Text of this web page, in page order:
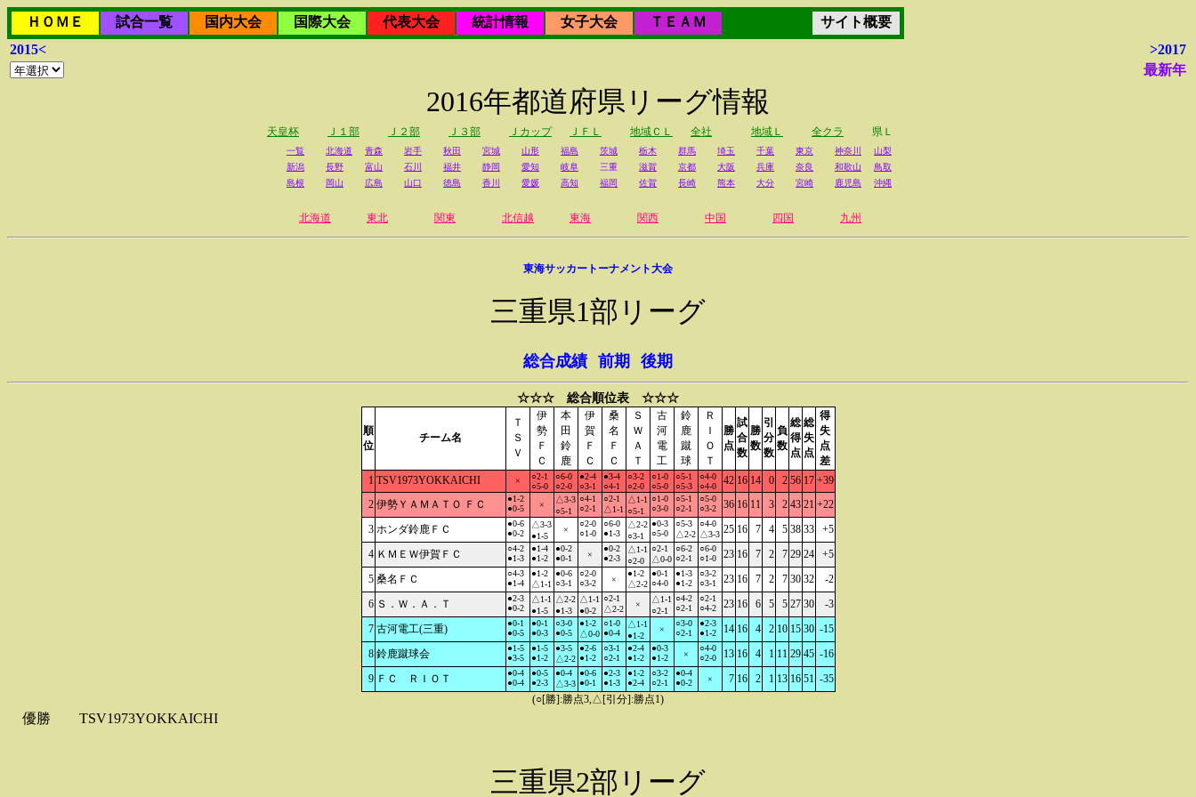
ＨＯＭＥ 試合一覧 国内大会 国際大会 代表大会 統計情報 女子大会 ＴＥＡＭ
サイト概要
2015<
>2017
最新年
2016年都道府県リーグ情報
天皇杯 Ｊ１部 Ｊ２部 Ｊ３部 Ｊカップ ＪＦＬ 地域ＣＬ 全社 地域Ｌ 全クラ 県Ｌ
一覧 北海道 青森 岩手 秋田 宮城 山形 福島 茨城 栃木 群馬 埼玉 千葉 東京 神奈川
山梨
新潟
長野 富山 石川 福井 静岡 愛知 岐阜 三重 滋賀 京都 大阪 兵庫 奈良 和歌山
鳥取
島根
岡山 広島 山口 徳島 香川 愛媛 高知 福岡 佐賀 長崎 熊本 大分 宮崎 鹿児島 沖縄
北海道 東北 関東 北信越 東海 関西 中国 四国 九州
東海サッカートーナメント大会
三重県1部リーグ
総合成績 前期 後期
☆☆☆ 総合順位表 ☆☆☆
順
位
チーム名
Ｔ
Ｓ
Ｖ
伊
勢
Ｆ
Ｃ
本
田
鈴
鹿
伊
賀
Ｆ
Ｃ
桑
名
Ｆ
Ｃ
Ｓ
Ｗ
Ａ
Ｔ
古
河
電
工
鈴
鹿
蹴
球
Ｒ
Ｉ
Ｏ
Ｔ
勝
点
試
合
数
勝
数
引
分
数
負
数
総
得
点
総
失
点
得
失
点
差
1 TSV1973YOKKAICHI ×
○2-1
○5-0
○6-0
○2-0
●2-4
○3-1
●3-4
○4-1
○3-2
○2-0
○1-0
○5-0
○5-1
○5-3
○4-0
○4-0
42 16 14 0 2 56 17 +39
2 伊勢ＹＡＭＡＴＯ ＦＣ
●1-2
●0-5
×
△3-3
○5-1
○4-1
○2-1
○2-1
△1-1
△1-1
○5-1
○1-0
○3-0
○5-1
○2-1
○5-0
○3-2
36 16 11 3 2 43 21 +22
3 ホンダ鈴鹿ＦＣ
●0-6
●0-2
△3-3
●1-5
×
○2-0
○1-0
○6-0
●1-3
△2-2
○3-1
●0-3
○5-0
○5-3
△2-2
○4-0
△3-3 25 16 7 4 5 38 33
+5
4 ＫＭＥＷ伊賀ＦＣ
○4-2
●1-3
●1-4
●1-2
●0-2
●0-1
×
●0-2
●2-3
△1-1
○2-0
○2-1
△0-0
○6-2
○2-1
○6-0
○1-0
23 16 7 2 7 29 24
+5
5 桑名ＦＣ
○4-3
●1-4
●1-2
△1-1
●0-6
○3-1
○2-0
○3-2
×
●1-2
△2-2
●0-1
○4-0
●1-3
●1-2
○3-2
○3-1
23 16 7 2 7 30 32
-2
6 Ｓ．Ｗ．Ａ．Ｔ
●2-3
●0-2
△1-1
●1-5
△2-2
●1-3
△1-1
●0-2
○2-1
△2-2
×
△1-1
○2-1
○4-2
○2-1
○2-1
○4-2
23 16 6 5 5 27 30
-3
7 古河電工(三重)
●0-1
●0-5
●0-1
●0-3
○3-0
●0-5
●1-2
△0-0
○1-0
●0-4
△1-1
●1-2
×
○3-0
○2-1
●2-3
●1-2
14 16 4 2 10 15 30 -15
8 鈴鹿蹴球会
●1-5
●3-5
●1-5
●1-2
●3-5
△2-2
●2-6
●1-2
○3-1
○2-1
●2-4
●1-2
●0-3
●1-2
×
○4-0
○2-0
13 16 4 1 11 29 45 -16
9 ＦＣ ＲＩＯＴ
●0-4
●0-4
●0-5
●2-3
●0-4
△3-3
●0-6
●0-1
●2-3
●1-3
●1-2
●2-4
○3-2
○2-1
●0-4
●0-2
× 7 16 2 1 13 16 51 -35
(○[勝]:勝点3,△[引分]:勝点1)
優勝 TSV1973YOKKAICHI
三重県2部リーグ